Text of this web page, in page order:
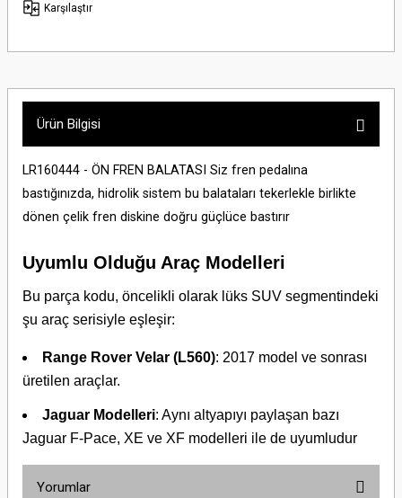
Karşılaştır
Ürün Bilgisi
LR160444 - ÖN FREN BALATASI Siz fren pedalına
bastığınızda, hidrolik sistem bu balataları tekerlekle birlikte
dönen çelik fren diskine doğru güçlüce bastırır
Uyumlu Olduğu Araç Modelleri
Bu parça kodu, öncelikli olarak lüks SUV segmentindeki
şu araç serisiyle eşleşir:
Range Rover Velar (L560): 2017 model ve sonrası
üretilen araçlar.
Jaguar Modelleri: Aynı altyapıyı paylaşan bazı
Jaguar F-Pace, XE ve XF modelleri ile de uyumludur
Yorumlar